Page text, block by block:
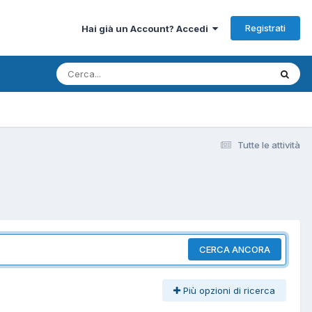
Hai già un Account? Accedi Registrati
Tutte le attività
CERCA ANCORA
Più opzioni di ricerca